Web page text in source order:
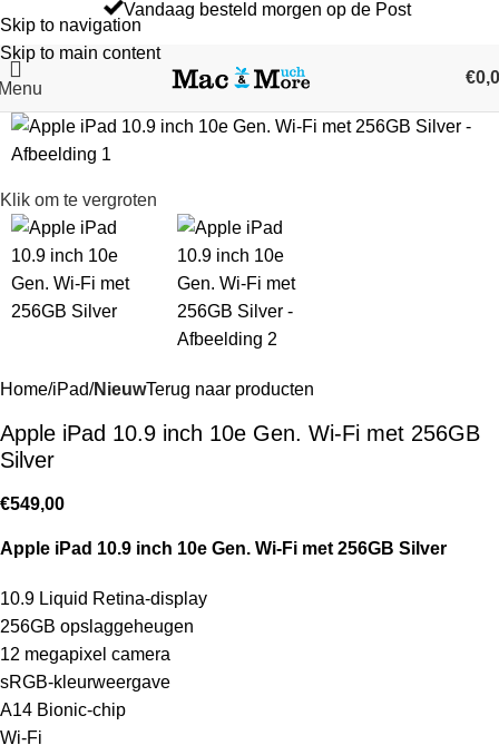
Skip to navigation
Skip to main content
Vandaag besteld morgen op de Post
€
Klik om te vergroten
Home iPad NieuwTerug naar producten
Apple iPad 10.9 inch 10e Gen. Wi-Fi met 256GB
Silver
€549,00
Apple iPad 10.9 inch 10e Gen. Wi-Fi met 256GB Silver
10.9 Liquid Retina‑display
256GB opslaggeheugen
12 megapixel camera
sRGB-kleurweergave
A14 Bionic-chip
Wi-Fi